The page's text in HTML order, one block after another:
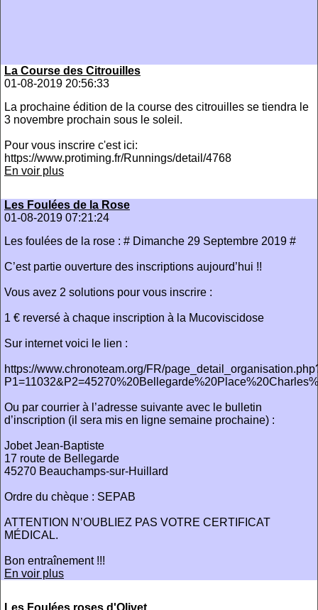
La Course des Citrouilles
01-08-2019 20:56:33
La prochaine édition de la course des citrouilles se tiendra le
3 novembre prochain sous le soleil.
Pour vous inscrire c'est ici:
https://www.protiming.fr/Runnings/detail/4768
En voir plus
Les Foulées de la Rose
01-08-2019 07:21:24
Les foulées de la rose : # Dimanche 29 Septembre 2019 #
C’est partie ouverture des inscriptions aujourd’hui !!
Vous avez 2 solutions pour vous inscrire :
1 € reversé à chaque inscription à la Mucoviscidose
Sur internet voici le lien :
https://www.chronoteam.org/FR/
Ou par courrier à l’adresse suivante avec le bulletin
d’inscription (il sera mis en ligne semaine prochaine) :
Jobet Jean-Baptiste
17 route de Bellegarde
45270 Beauchamps-sur-Huillard
Ordre du chèque : SEPAB
ATTENTION N’OUBLIEZ PAS VOTRE CERTIFICAT
MÉDICAL.
Bon entraînement !!!
En voir plus
Les Foulées roses d'Olivet